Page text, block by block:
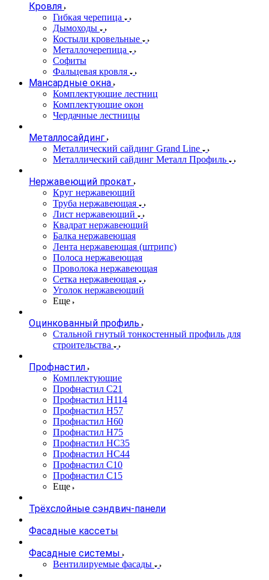
Кровля
Гибкая черепица
Дымоходы
Костыли кровельные
Металлочерепица
Софиты
Фальцевая кровля
Мансардные окна
Комплектующие лестниц
Комплектующие окон
Чердачные лестницы
Металлосайдинг
Металлический сайдинг Grand Line
Металлический сайдинг Металл Профиль
Нержавеющий прокат
Круг нержавеющий
Труба нержавеющая
Лист нержавеющий
Квадрат нержавеющий
Балка нержавеющая
Лента нержавеющая (штрипс)
Полоса нержавеющая
Проволока нержавеющая
Сетка нержавеющая
Уголок нержавеющий
Еще
Оцинкованный профиль
Стальной гнутый тонкостенный профиль для
строительства
Профнастил
Комплектующие
Профнастил C21
Профнастил Н114
Профнастил Н57
Профнастил Н60
Профнастил Н75
Профнастил НС35
Профнастил НС44
Профнастил С10
Профнастил С15
Еще
Трёхслойные сэндвич-панели
Фасадные кассеты
Фасадные системы
Вентилируемые фасады